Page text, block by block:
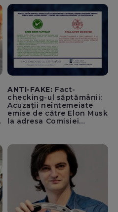
ANTI-FAKE: Fact-
checking-ul săptămânii:
Acuzații neîntemeiate
emise de către Elon Musk
la adresa Comisiei
pentru instaurarea
„cenzurii” pe platforma X